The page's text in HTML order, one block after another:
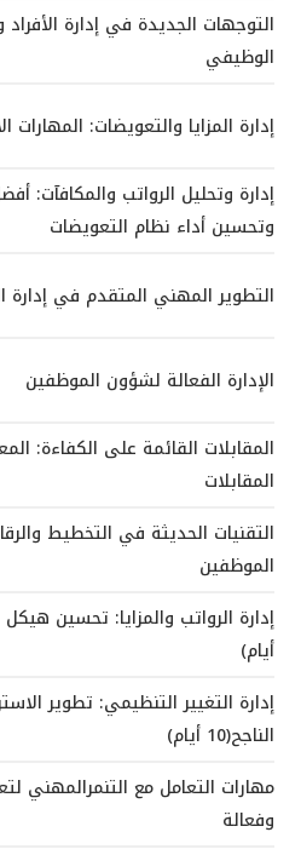
التوجهات الجديدة في إدارة الأفراد
الوظيفي
إدارة المزايا والتعويضات: المهارات
إدارة وتحليل الرواتب والمكافآت:
وتحسين أداء نظام التعويضات
التطوير المهني المتقدم في إدارة
الإدارة الفعالة لشؤون الموظفين
المقابلات القائمة على الكفاءة:
المقابلات
التقنيات الحديثة في التخطيط
الموظفين
أيام)
إدارة التغيير التنظيمي: تطوير
الناجح(10 أيام)
مهارات التعامل مع التنمرالمهني
وفعالة